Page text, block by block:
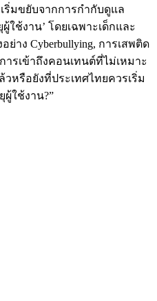
ริ่มขยับจากการกำกับดูแล
ใช้งาน’ โดยเฉพาะเด็กและ
ย่าง Cyberbullying, การเสพติด
รเข้าถึงคอนเทนต์ที่ไม่เหมาะ
วหรือยังที่ประเทศไทยควรเริ่ม
ใช้งาน?”